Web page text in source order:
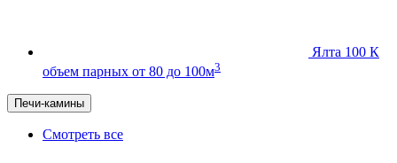
Ялта 100 К
объем парных от 80 до 100м3
Печи-камины
Смотреть все